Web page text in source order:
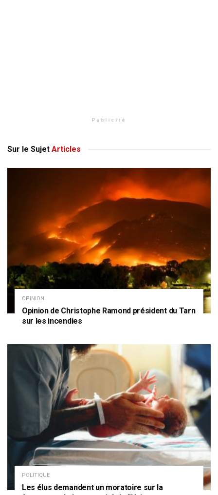
Publicité
Sur le Sujet Articles
OPINION
Opinion de Christophe Ramond président du Tarn
sur les incendies
POLITIQUE
Les élus demandent un moratoire sur la